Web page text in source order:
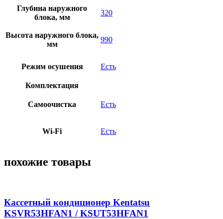
Глубина наружного
блока, мм
320
Высота наружного блока,
мм
990
Режим осушения Есть
Комплектация
Самоочистка Есть
Wi-Fi Есть
похожие товары
Кассетный кондиционер Kentatsu
KSVR53HFAN1 / KSUT53HFAN1